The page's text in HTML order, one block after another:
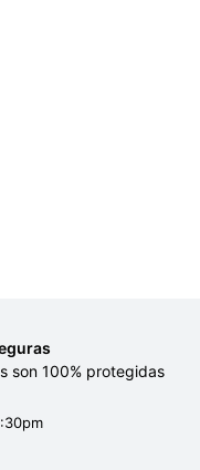
son 100% protegidas